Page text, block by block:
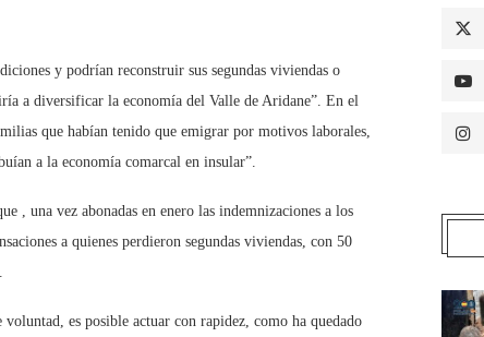
y podrían reconstruir sus segundas viviendas o
a diversificar la economía del Valle de Aridane”. En el
que habían tenido que emigrar por motivos laborales,
a la economía comarcal en insular”.
, una vez abonadas en enero las indemnizaciones a los
a quienes perdieron segundas viviendas, con 50
es posible actuar con rapidez, como ha quedado